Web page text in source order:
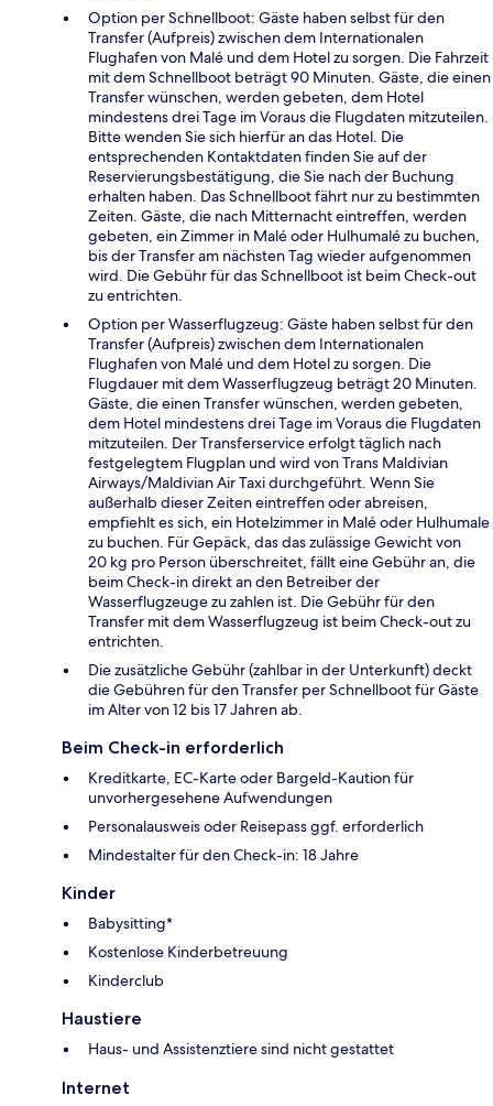
Option per Schnellboot: Gäste haben selbst für den
Transfer (Aufpreis) zwischen dem Internationalen
Flughafen von Malé und dem Hotel zu sorgen. Die Fahrzeit
mit dem Schnellboot beträgt 90 Minuten. Gäste, die einen
Transfer wünschen, werden gebeten, dem Hotel
mindestens drei Tage im Voraus die Flugdaten mitzuteilen.
Bitte wenden Sie sich hierfür an das Hotel. Die
entsprechenden Kontaktdaten finden Sie auf der
Reservierungsbestätigung, die Sie nach der Buchung
erhalten haben. Das Schnellboot fährt nur zu bestimmten
Zeiten. Gäste, die nach Mitternacht eintreffen, werden
gebeten, ein Zimmer in Malé oder Hulhumalé zu buchen,
bis der Transfer am nächsten Tag wieder aufgenommen
wird. Die Gebühr für das Schnellboot ist beim Check-out
zu entrichten.
Option per Wasserflugzeug: Gäste haben selbst für den
Transfer (Aufpreis) zwischen dem Internationalen
Flughafen von Malé und dem Hotel zu sorgen. Die
Flugdauer mit dem Wasserflugzeug beträgt 20 Minuten.
Gäste, die einen Transfer wünschen, werden gebeten,
dem Hotel mindestens drei Tage im Voraus die Flugdaten
mitzuteilen. Der Transferservice erfolgt täglich nach
festgelegtem Flugplan und wird von Trans Maldivian
Airways/Maldivian Air Taxi durchgeführt. Wenn Sie
außerhalb dieser Zeiten eintreffen oder abreisen,
empfiehlt es sich, ein Hotelzimmer in Malé oder Hulhumale
zu buchen. Für Gepäck, das das zulässige Gewicht von
20 kg pro Person überschreitet, fällt eine Gebühr an, die
beim Check-in direkt an den Betreiber der
Wasserflugzeuge zu zahlen ist. Die Gebühr für den
Transfer mit dem Wasserflugzeug ist beim Check-out zu
entrichten.
Die zusätzliche Gebühr (zahlbar in der Unterkunft) deckt
die Gebühren für den Transfer per Schnellboot für Gäste
im Alter von 12 bis 17 Jahren ab.
Beim Check-in erforderlich
Kreditkarte, EC-Karte oder Bargeld-Kaution für
unvorhergesehene Aufwendungen
Personalausweis oder Reisepass ggf. erforderlich
Mindestalter für den Check-in: 18 Jahre
Kinder
Babysitting*
Kostenlose Kinderbetreuung
Kinderclub
Haustiere
Haus- und Assistenztiere sind nicht gestattet
Internet